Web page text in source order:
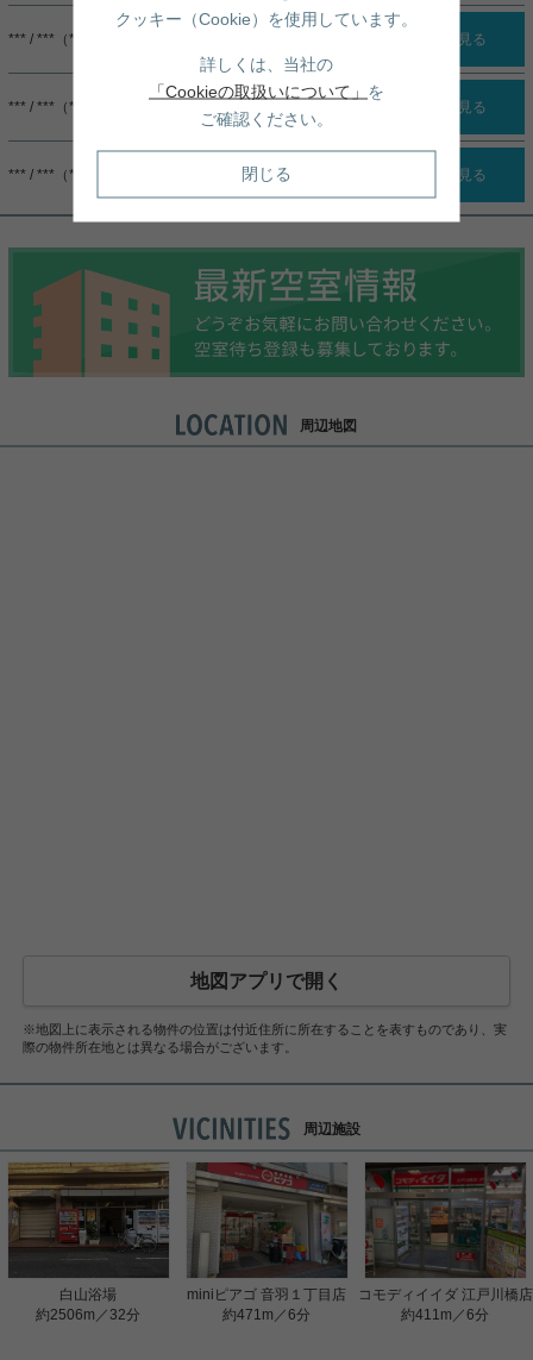
*** / ***（***） 詳細を見る
*** / ***（***） 詳細を見る
*** / ***（***） 詳細を見る
周辺地図
地図アプリで開く
※地図上に表示される物件の位置は付近住所に所在することを表すものであり、実
際の物件所在地とは異なる場合がございます。
周辺施設
白山浴場
約2506m／32分
miniピアゴ 音羽１丁目店
約471m／6分
コモディイイダ 江戸川橋店
約411m／6分
クッキー（Cookie）を使用しています。
詳しくは、当社の
「Cookieの取扱いについて」 を
ご確認ください。
閉じる